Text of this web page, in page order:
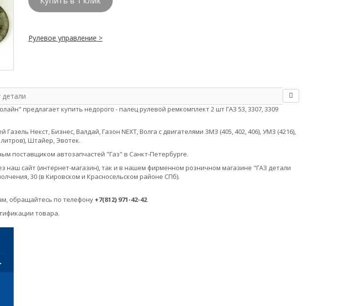
Рулевое управление >
предлагает купить недорого - палец рулевой ремкомплект 2 шт ГАЗ 53, 3307, 3309
Некст, Бизнес, Валдай, Газон NEXT, Волга с двигателями ЗМЗ (405, 402, 406), УМЗ (4216),
Штайер, Эвотек.
поставщиком автозапчастей "Газ" в Санкт-Петербурге.
наш сайт (интернет-магазин), так и в нашем фирменном розничном магазине "ГАЗ детали
30 (в Кировском и Красносельском районе СПб).
обращайтесь по телефону +7(812) 971-42-42
товара.